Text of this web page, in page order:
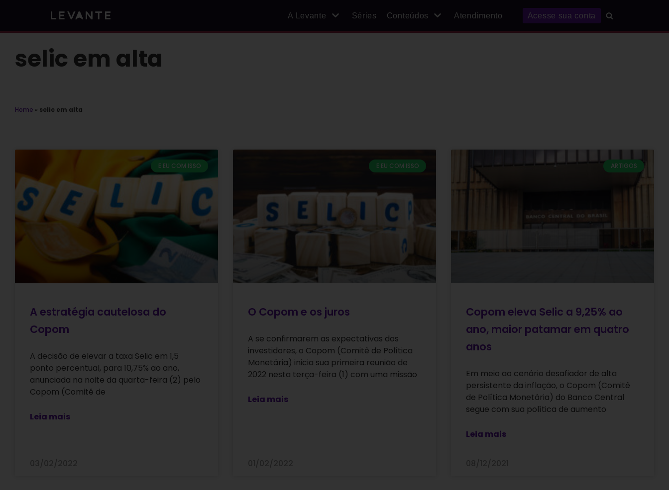
A Levante Séries Conteúdos Atendimento Acesse sua conta
selic em alta
Home » selic em alta
E EU COM ISSO
A estratégia cautelosa do
Copom
A decisão de elevar a taxa Selic em 1,5
ponto percentual, para 10,75% ao ano,
anunciada na noite da quarta-feira (2) pelo
Copom (Comitê de
Leia mais
E EU COM ISSO
O Copom e os juros
A se confirmarem as expectativas dos
investidores, o Copom (Comitê de Política
Monetária) inicia sua primeira reunião de
2022 nesta terça-feira (1) com uma missão
Leia mais
ARTIGOS
Copom eleva Selic a 9,25% ao
ano, maior patamar em quatro
anos
Em meio ao cenário desafiador de alta
persistente da inflação, o Copom (Comitê
de Política Monetária) do Banco Central
segue com sua política de aumento
Leia mais